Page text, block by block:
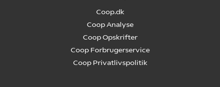
Coop.dk
Coop Analyse
Coop Opskrifter
Coop Forbrugerservice
Coop Privatlivspolitik